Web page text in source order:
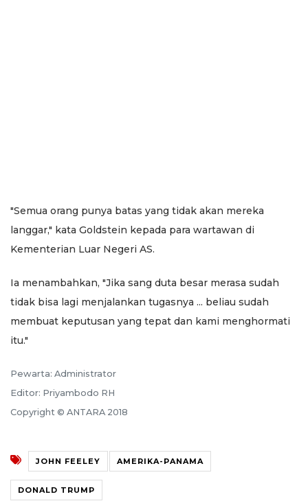
"Semua orang punya batas yang tidak akan mereka
langgar," kata Goldstein kepada para wartawan di
Kementerian Luar Negeri AS.
Ia menambahkan, "Jika sang duta besar merasa sudah
tidak bisa lagi menjalankan tugasnya ... beliau sudah
membuat keputusan yang tepat dan kami menghormati
itu."
Pewarta: Administrator
Editor: Priyambodo RH
Copyright © ANTARA 2018
JOHN FEELEY AMERIKA-PANAMA
DONALD TRUMP